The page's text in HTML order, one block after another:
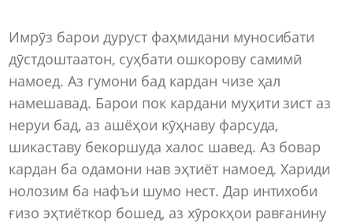
Имрӯз барои дуруст фаҳмидани муносибати
дӯстдоштаатон, суҳбати ошкорову самимӣ
намоед. Аз гумони бад кардан чизе ҳал
намешавад. Барои пок кардани муҳити зист аз
неруи бад, аз ашёҳои кӯҳнаву фарсуда,
шикаставу бекоршуда халос шавед. Аз бовар
кардан ба одамони нав эҳтиёт намоед. Хариди
нолозим ба нафъи шумо нест. Дар интихоби
ғизо эҳтиёткор бошед, аз хӯрокҳои равғанину